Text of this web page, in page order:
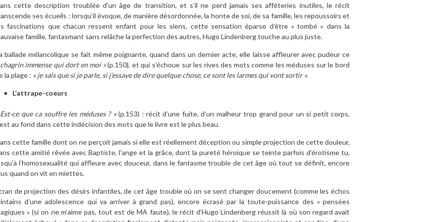
cette description troublée d’un âge de transition, et s’il ne perd jamais ses afféteries inutiles, le récit
ses écueils : lorsqu’il évoque, de manière désordonnée, la honte de soi, de sa famille, les repoussoirs et
fascinations que chacun ressent enfant pour les siens, cette sensation éparse d’être « tombé » dans la
famille, fantasmant sans relâche la perfection des autres, Hugo Lindenberg touche au plus juste.
ballade mélancolique se fait même poignante, quand dans un dernier acte, elle laisse affleurer avec pudeur ce
chagrin immense qui dort en moi »(p.150), et qui s’échoue sur les rives des mots comme les méduses sur le bord
la plage : « je sais que si je parle, si j’essaye de dire quelque chose, ce sont les larmes qui vont sortir ».
L’attrape-coeurs
Est-ce que ca souffre les méduses ? »(p.153) : récit d’une fuite, d’un malheur trop grand pour un si petit corps,
au fond dans cette indécision des mots que le livre est le plus beau.
cette famille dont on ne perçoit jamais si elle est réellement déception ou simple projection de cette douleur,
cette amitié rêvée avec Baptiste, l’ange et la grâce, dont la pureté héroique se teinte parfois d’érotisme tu,
l’homosexualité qui affleure avec douceur, dans le fantasme trouble de cet âge où tout se définit, encore
quand on vit en miettes.
de projection des désirs infantiles, de cet âge trouble où on se sent changer doucement (comme les échos
d’une adolescence qui va arriver à grand pas), encore écrasé par la toute-puissance des « pensées
» (si on ne m’aime pas, tout est de MA faute), le récit d’Hugo Lindenberg réussit là où son regard avait